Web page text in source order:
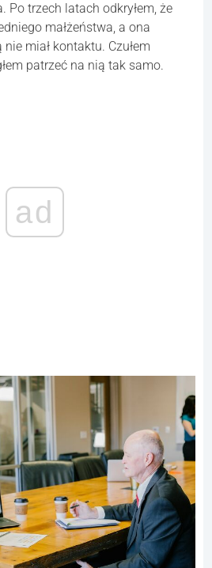
Po trzech latach odkryłem, że
małżeństwa, a ona
miał kontaktu. Czułem
patrzeć na nią tak samo.
ad